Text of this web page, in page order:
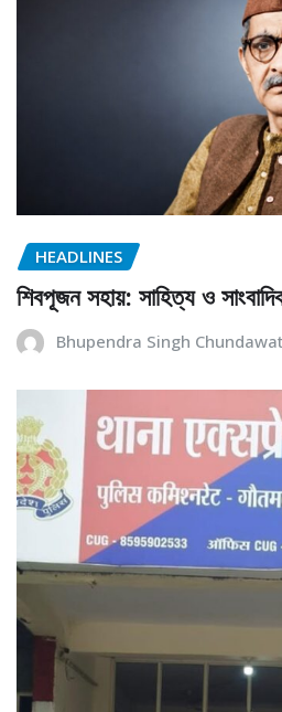
HEADLINES
শিবপূজন সহায়: সাহিত্য ও
Bhupendra Singh Chundawat